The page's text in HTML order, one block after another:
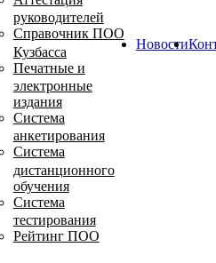
руководителей
Справочник ПОО
Кузбасса
Печатные и
электронные
издания
Система
анкетирования
Система
дистанционного
обучения
Система
тестирования
Рейтинг ПОО
Новости